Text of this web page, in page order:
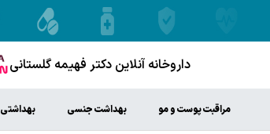
داروخانه آنلاین دکتر فهیمه گلستانی
مراقبت پوست و مو بهداشت جنسی بهداشتی